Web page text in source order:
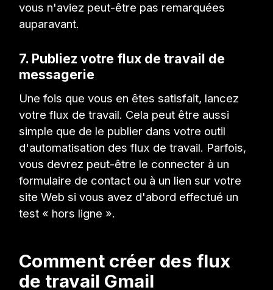
vous n'aviez peut-être pas remarquées
auparavant.
7. Publiez votre flux de travail de
messagerie
Une fois que vous en êtes satisfait, lancez
votre flux de travail. Cela peut être aussi
simple que de le publier dans votre outil
d'automatisation des flux de travail. Parfois,
vous devrez peut-être le connecter à un
formulaire de contact ou à un lien sur votre
site Web si vous avez d'abord effectué un
test « hors ligne ».
Comment créer des flux
de travail Gmail